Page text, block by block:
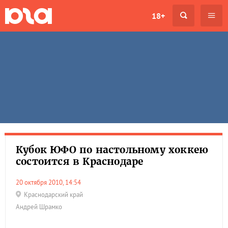
18+
Кубок ЮФО по настольному хоккею
состоится в Краснодаре
20 октября 2010, 14:54
Краснодарский край
Андрей Шрамко